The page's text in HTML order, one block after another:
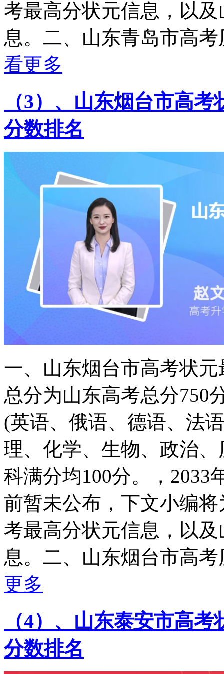
考最高分状元信息，以
息。二、山东青岛市高
看更多
（3）、山东烟台市高
分数排名
一、山东烟台市高考状
总分为山东高考总分750
(英语、俄语、德语、法
理、化学、生物、政治
科满分均100分。，2033
前暂未公布，下文小编
考最高分状元信息，以
息。二、山东烟台市高
更多
（4）、山东泰安市高
分数排名